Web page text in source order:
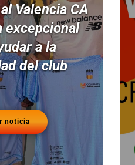
Valencia CA
excepcional
a la
del club
noticia